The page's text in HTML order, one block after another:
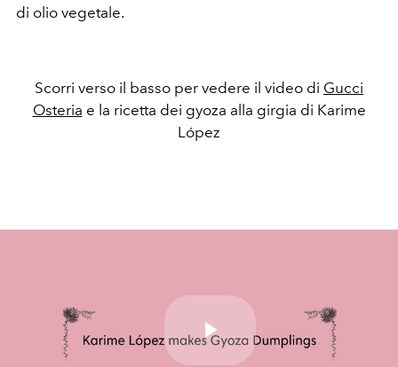
di olio vegetale.
Scorri verso il basso per vedere il video di Gucci
Osteria e la ricetta dei gyoza alla girgia di Karime
López